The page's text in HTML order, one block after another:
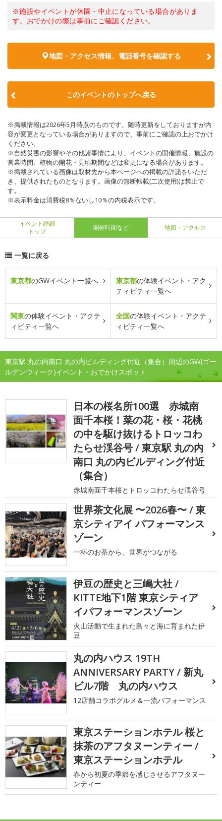
※施設やイベントが休園・中止になっている場合がありま
す。おでかけの際は事前にご確認ください。
地図・アクセス情報、電話番号を確認する
このイベントのトップへ戻る
※掲載情報は2026年5月時点のものです。随時更新をしておりますが内
容が変更となっている場合がありますので、事前にご確認の上おでかけ
ください。
※自然災害の影響やその他諸事情により、イベントの開催情報、施設の
営業時間、植物の開花・見頃期間などは変更になる場合があります。
※掲載されている画像は取材先から本ページへの掲載の許諾をいただ
き、提供されたものとなります。画像の無断転載(二次使用)は禁止で
す。
※表示料金は消費税8％ないし10％の内税表示です。
イベント詳細
トップ
開催時間など 地図・アクセス
一覧に戻る
東京都のGWイベント一覧へ 東京都の体験イベント・アク
ティビティ一覧へ
関東の体験イベント・アクテ
ィビティ一覧へ
全国の体験イベント・アクテ
ィビティ一覧へ
東京駅 丸の内南口 丸の内ビルディング付近（集合）周辺のGW(ゴー
ルデンウィーク)イベント・おでかけスポット
日本の桜名所100選 赤城南
面千本桜！菜の花・桜・花桃
の中を駆け抜けるトロッコわ
たらせ渓谷号 / 東京駅 丸の内
南口 丸の内ビルディング付近
（集合）
赤城南面千本桜とトロッコわたらせ渓谷号
世界茶文化展 〜2026春〜 / 東
京シティアイ パフォーマンス
ゾーン
一杯のお茶から、世界がつながる
伊豆の歴史と三嶋大社 /
KITTE地下1階 東京シティア
イパフォーマンスゾーン
火山活動で生まれた島々と海に育まれた伊
豆
丸の内ハウス 19TH
ANNIVERSARY PARTY / 新丸
ビル7階 丸の内ハウス
12店舗コラボグルメ＆一流パフォーマンス
東京ステーションホテル 桜と
抹茶のアフタヌーンティー /
東京ステーションホテル
春から初夏の季節を感じさせるアフタヌー
ンティー